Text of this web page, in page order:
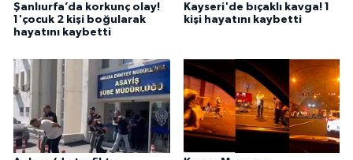
Şanlıurfa’da korkunç olay!
1'çocuk 2 kişi boğularak
hayatını kaybetti
Kayseri'de bıçaklı kavga! 1
kişi hayatını kaybetti